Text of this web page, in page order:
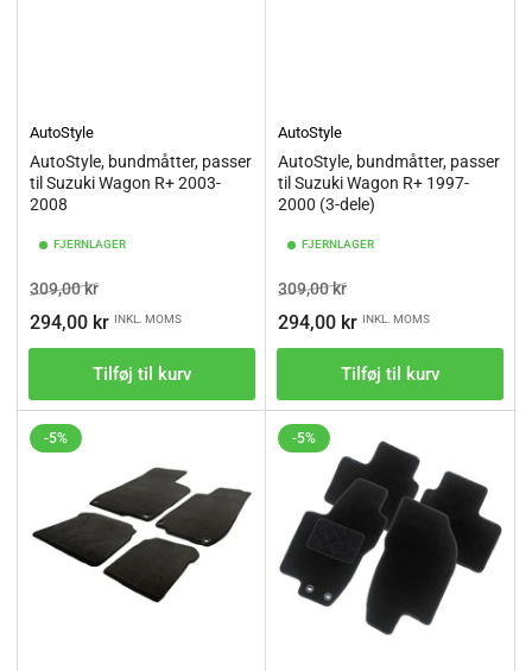
AutoStyle
AutoStyle, bundmåtter, passer
til Suzuki Wagon R+ 2003-
2008
FJERNLAGER
Vejl.pris
309,00 krTilbudspris
294,00 kr INKL. MOMS
Tilføj til kurv
AutoStyle
AutoStyle, bundmåtter, passer
til Suzuki Wagon R+ 1997-
2000 (3-dele)
FJERNLAGER
Vejl.pris
309,00 krTilbudspris
294,00 kr INKL. MOMS
Tilføj til kurv
-5% -5%